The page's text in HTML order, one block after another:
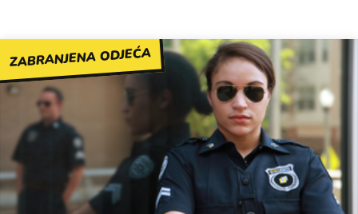
ZABRANJENA ODJEĆA